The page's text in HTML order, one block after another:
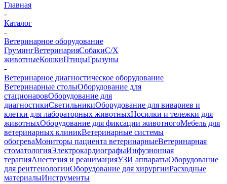
Главная
-
Каталог
-
Ветеринарное оборудование
ГрумингВетеринарияСобакиС/Х
животныеКошкиПтицыГрызуны
-
Ветеринарное диагностическое оборудование
Ветеринарные столыОборудование для
стационаровОборудование для
диагностикиСветильникиОборудование для вивариев и
клетки для лабораторных животныхНосилки и тележки для
животныхОборудование для фиксации животногоМебель для
ветеринарных клиникВетеринарные системы
обогреваМониторы пациента ветеринарныеВетеринарная
стоматологияЭлектрокардиографыИнфузионная
терапияАнестезия и реанимацияУЗИ аппаратыОборудование
для рентгенологииОборудование для хирургииРасходные
материалыИнструменты